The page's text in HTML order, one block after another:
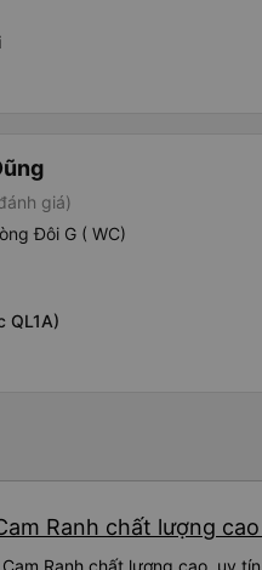
giá)
Đôi G ( WC)
QL1A)
Ranh chất lượng